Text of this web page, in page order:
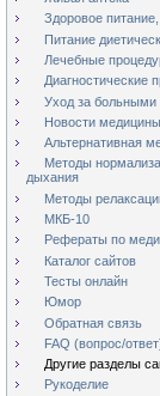
Здоровое
Питание
Лечебные
Диагностические
Уход за больными
Новости медицины
Альтернативная
Методы
дыхания
Методы
МКБ-10
Рефераты по
Каталог сайтов
Тесты онлайн
Юмор
Обратная связь
FAQ (вопрос/
Другие разделы
Рукоделие